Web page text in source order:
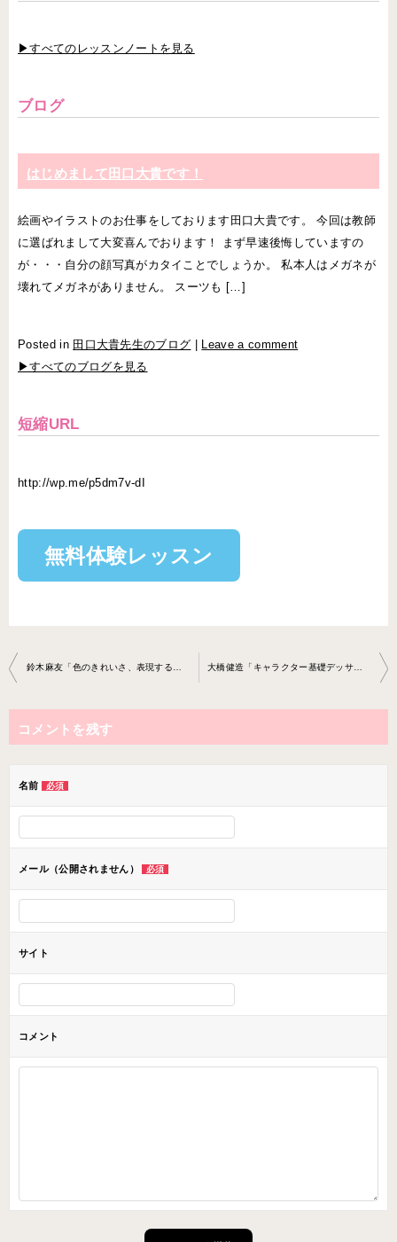
▶すべてのレッスンノートを見る
ブログ
はじめまして田口大貴です！
絵画やイラストのお仕事をしております田口大貴です。 今回は教師
に選ばれまして大変喜んでおります！ まず早速後悔していますの
が・・・自分の顔写真がカタイことでしょうか。 私本人はメガネが
壊れてメガネがありません。 スーツも […]
Posted in 田口大貴先生のブログ
Leave a comment
▶すべてのブログを見る
短縮URL
http://wp.me/p5dm7v-dI
無料体験レッスン
投
稿
ナ
ビ
ョ
ン
コメントを残す
名前 必須
メール（公開されません） 必須
サイト
コメント